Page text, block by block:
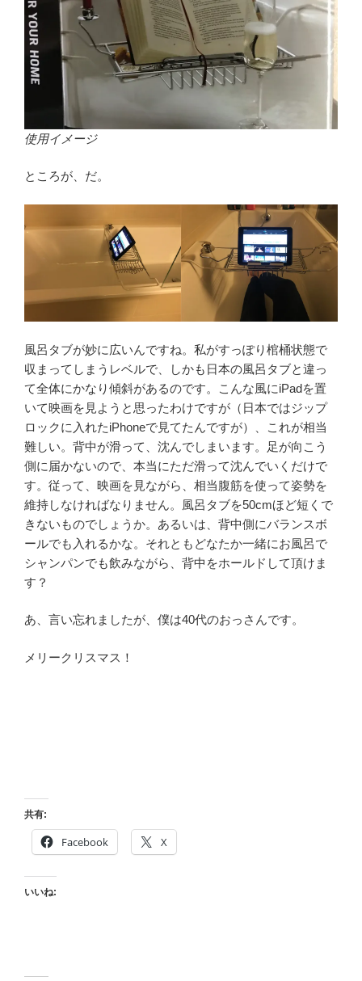
使用イメージ
ところが、だ。
風呂タブが妙に広いんですね。私がすっぽり棺桶状態で
収まってしまうレベルで、しかも日本の風呂タブと違っ
て全体にかなり傾斜があるのです。こんな風にiPadを置
いて映画を見ようと思ったわけですが（日本ではジップ
ロックに入れたiPhoneで見てたんですが）、これが相当
難しい。背中が滑って、沈んでしまいます。足が向こう
側に届かないので、本当にただ滑って沈んでいくだけで
す。従って、映画を見ながら、相当腹筋を使って姿勢を
維持しなければなりません。風呂タブを50cmほど短くで
きないものでしょうか。あるいは、背中側にバランスボ
ールでも入れるかな。それともどなたか一緒にお風呂で
シャンパンでも飲みながら、背中をホールドして頂けま
す？
あ、言い忘れましたが、僕は40代のおっさんです。
メリークリスマス！
共有:
Facebook X
いいね: